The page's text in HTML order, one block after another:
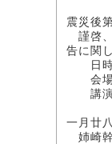
一
震災後
謹啓、
告に関
日時
会場
講演
報
一月廿
姉崎幹